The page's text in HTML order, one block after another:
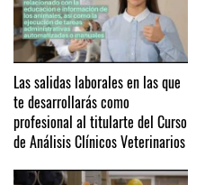
Las salidas laborales en las que
te desarrollarás como
profesional al titularte del Curso
de Análisis Clínicos Veterinarios